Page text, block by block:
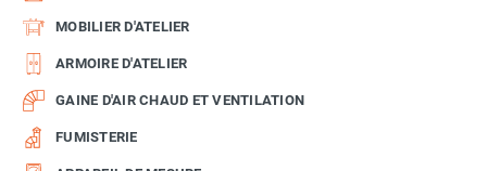
MOBILIER D'ATELIER
ARMOIRE D'ATELIER
GAINE D'AIR CHAUD ET VENTILATION
FUMISTERIE